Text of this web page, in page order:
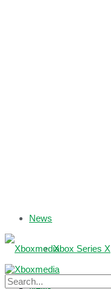
News
Xbox Series X